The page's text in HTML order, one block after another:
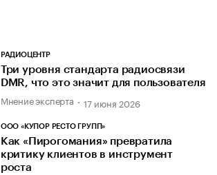
РАДИОЦЕНТР
Три уровня стандарта радиосвязи
DMR, что это значит для пользователя
Мнение эксперта 17 июня 2026
ООО «КУПОР РЕСТО ГРУПП»
Как «Пирогомания» превратила
критику клиентов в инструмент
роста